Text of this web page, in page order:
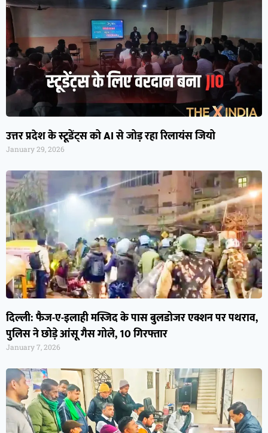
उत्तर प्रदेश के स्टूडेंट्स को AI से जोड़ रहा रिलायंस जियो
January 29, 2026
दिल्ली: फैज-ए-इलाही मस्जिद के पास बुलडोजर एक्शन पर पथराव,
पुलिस ने छोड़े आंसू गैस गोले, 10 गिरफ्तार
January 7, 2026